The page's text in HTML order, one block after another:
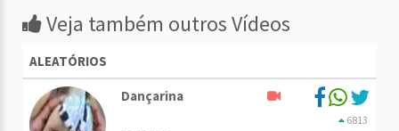
Veja também outros Vídeos
ALEATÓRIOS
Dançarina
6813